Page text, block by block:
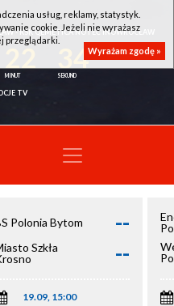
- KSK QEMETICA NOTEĆ INOWROCŁAW
34
TV
Polonia Bytom --
Szkła
--
19.09, 15:00
usług, reklamy, statystyk.
cookie. Jeżeli nie wyrażasz
przeglądarki.
Wyrażam zgodę »